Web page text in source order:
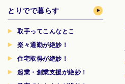
とりでで暮らす
取手ってこんなとこ
楽々通勤が絶妙！
住宅取得が絶妙！
起業・創業支援が絶妙！